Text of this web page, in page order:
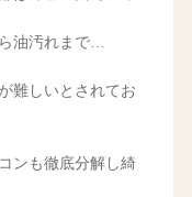
油汚れまで…
難しいとされてお
ンも徹底分解し綺